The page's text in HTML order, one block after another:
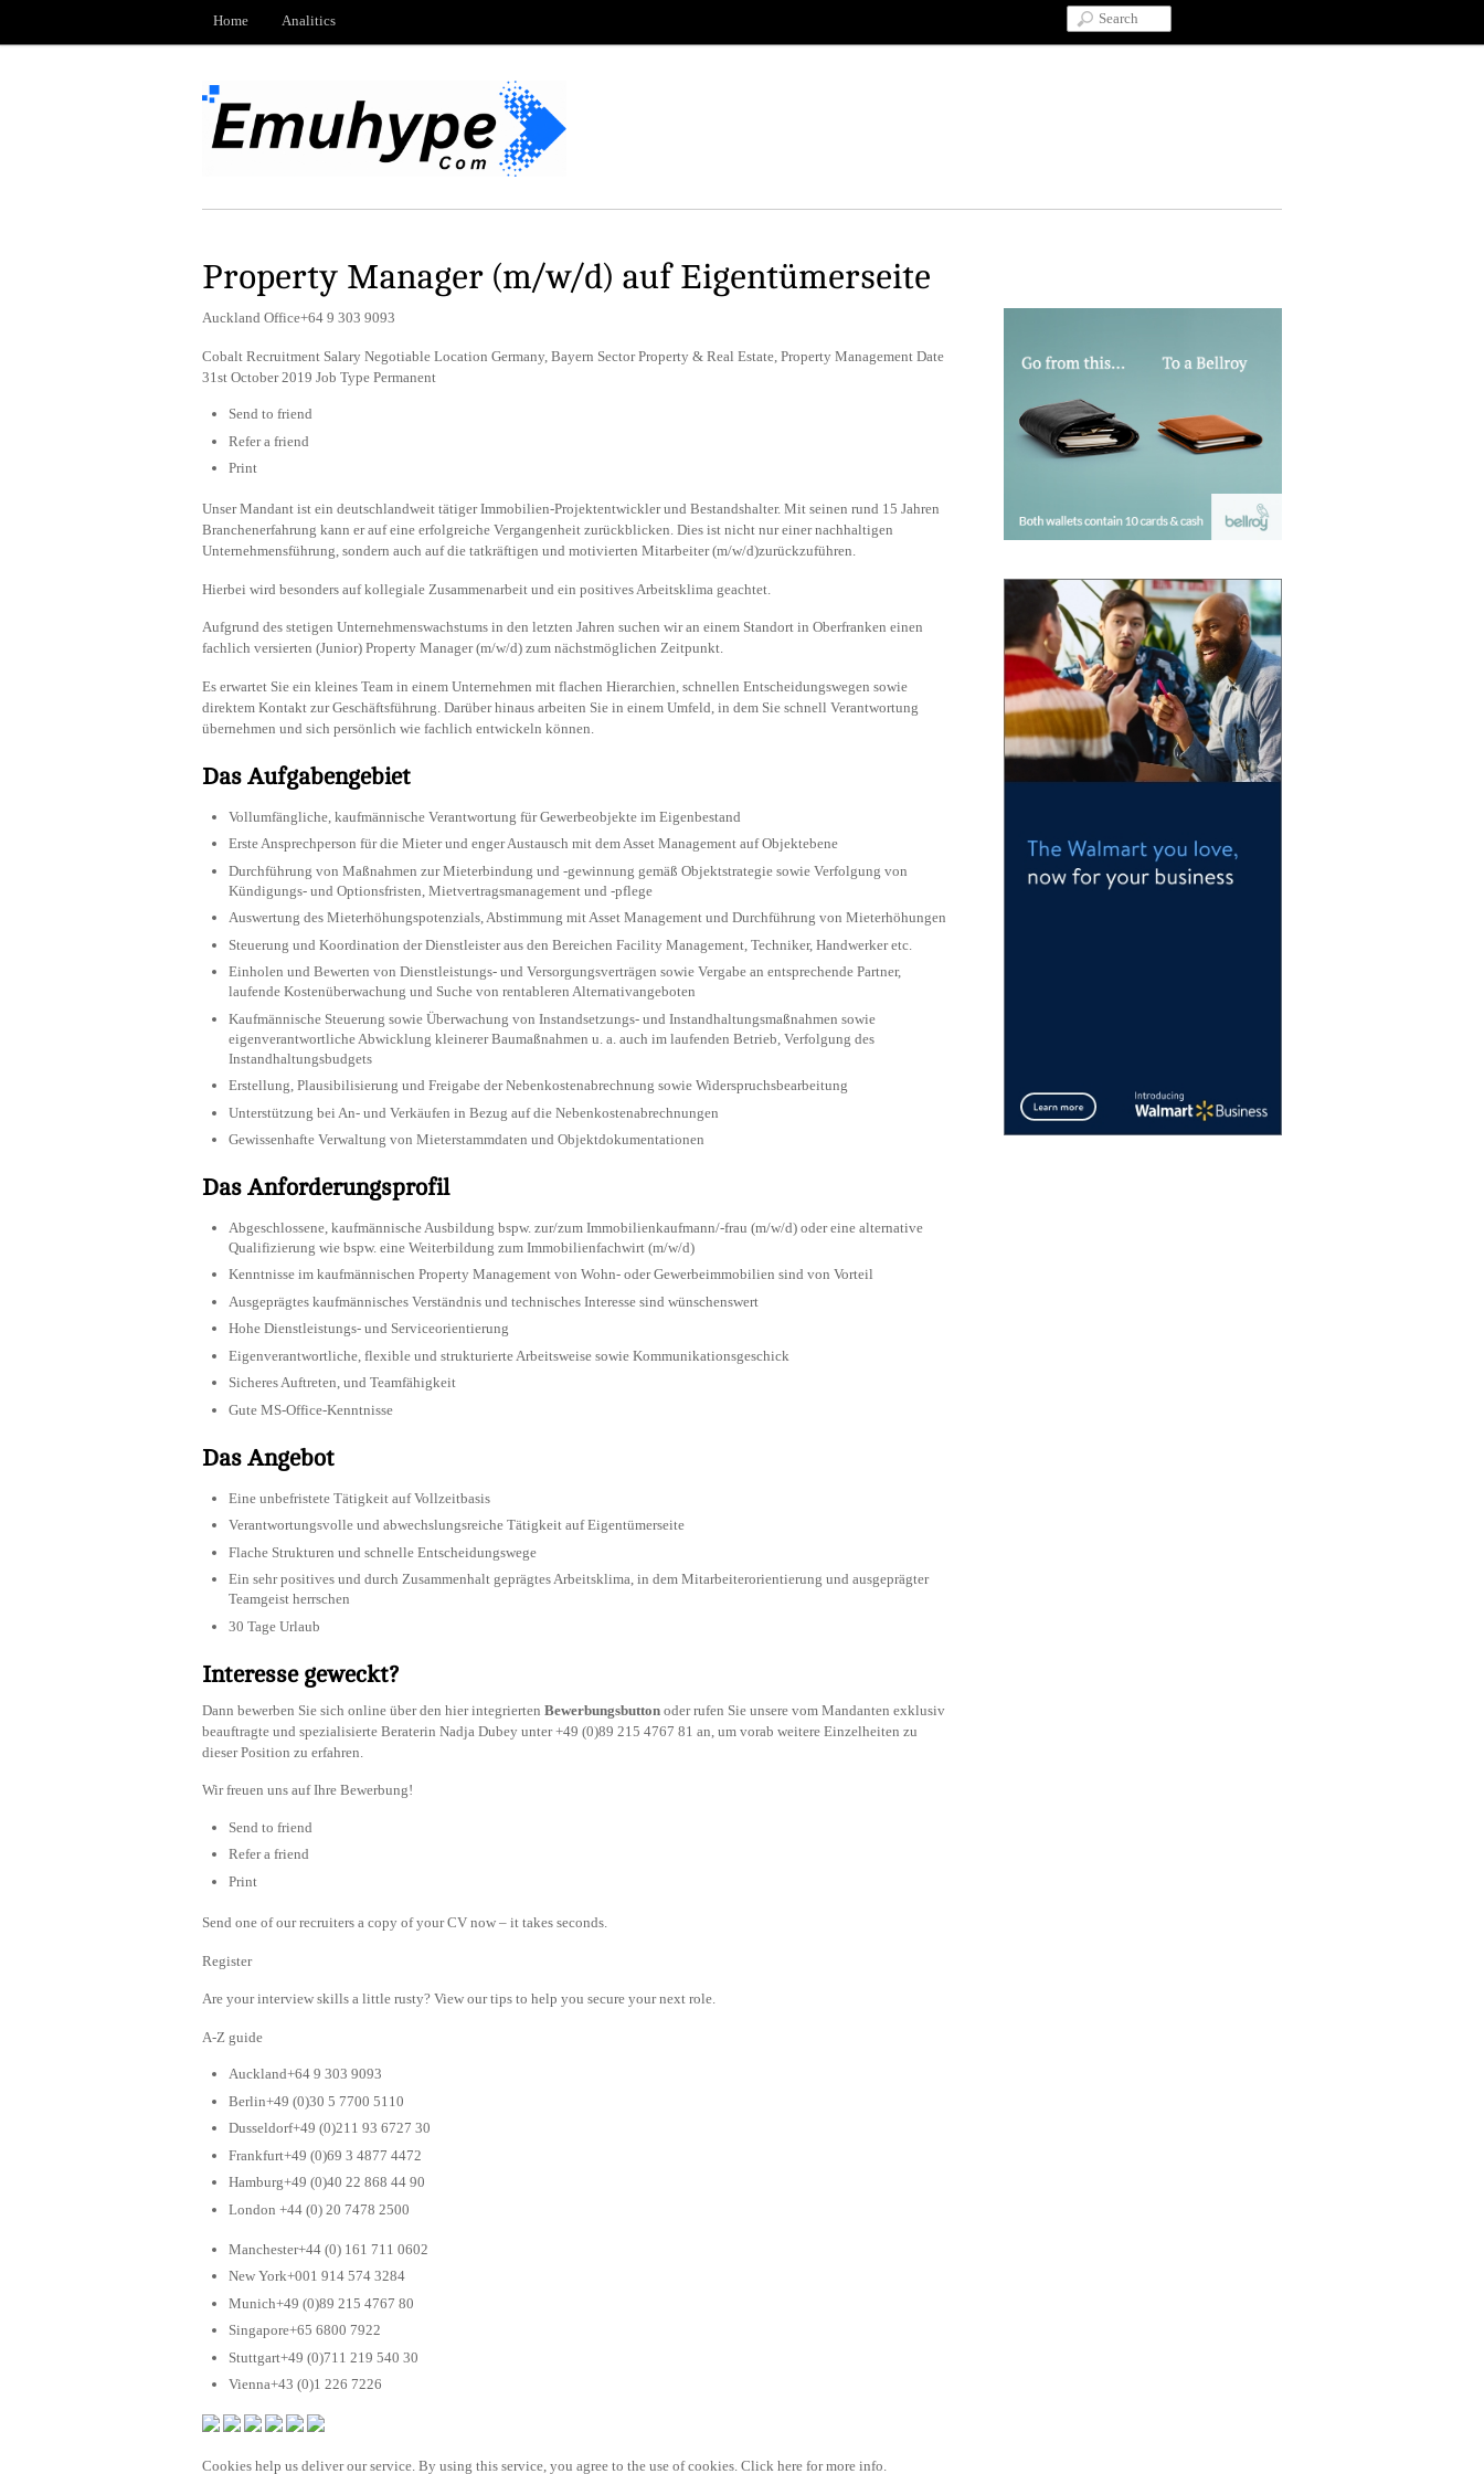
Home Analitics
Property Manager (m/w/d) auf Eigentümerseite
Auckland Office+64 9 303 9093
Cobalt Recruitment Salary Negotiable Location Germany, Bayern Sector Property & Real Estate, Property Management Date
31st October 2019 Job Type Permanent
Send to friend
Refer a friend
Print
Unser Mandant ist ein deutschlandweit tätiger Immobilien-Projektentwickler und Bestandshalter. Mit seinen rund 15 Jahren
Branchenerfahrung kann er auf eine erfolgreiche Vergangenheit zurückblicken. Dies ist nicht nur einer nachhaltigen
Unternehmensführung, sondern auch auf die tatkräftigen und motivierten Mitarbeiter (m/w/d)zurückzuführen.
Hierbei wird besonders auf kollegiale Zusammenarbeit und ein positives Arbeitsklima geachtet.
Aufgrund des stetigen Unternehmenswachstums in den letzten Jahren suchen wir an einem Standort in Oberfranken einen
fachlich versierten (Junior) Property Manager (m/w/d) zum nächstmöglichen Zeitpunkt.
Es erwartet Sie ein kleines Team in einem Unternehmen mit flachen Hierarchien, schnellen Entscheidungswegen sowie
direktem Kontakt zur Geschäftsführung. Darüber hinaus arbeiten Sie in einem Umfeld, in dem Sie schnell Verantwortung
übernehmen und sich persönlich wie fachlich entwickeln können.
Das Aufgabengebiet
Vollumfängliche, kaufmännische Verantwortung für Gewerbeobjekte im Eigenbestand
Erste Ansprechperson für die Mieter und enger Austausch mit dem Asset Management auf Objektebene
Durchführung von Maßnahmen zur Mieterbindung und -gewinnung gemäß Objektstrategie sowie Verfolgung von
Kündigungs- und Optionsfristen, Mietvertragsmanagement und -pflege
Auswertung des Mieterhöhungspotenzials, Abstimmung mit Asset Management und Durchführung von Mieterhöhungen
Steuerung und Koordination der Dienstleister aus den Bereichen Facility Management, Techniker, Handwerker etc.
Einholen und Bewerten von Dienstleistungs- und Versorgungsverträgen sowie Vergabe an entsprechende Partner,
laufende Kostenüberwachung und Suche von rentableren Alternativangeboten
Kaufmännische Steuerung sowie Überwachung von Instandsetzungs- und Instandhaltungsmaßnahmen sowie
eigenverantwortliche Abwicklung kleinerer Baumaßnahmen u. a. auch im laufenden Betrieb, Verfolgung des
Instandhaltungsbudgets
Erstellung, Plausibilisierung und Freigabe der Nebenkostenabrechnung sowie Widerspruchsbearbeitung
Unterstützung bei An- und Verkäufen in Bezug auf die Nebenkostenabrechnungen
Gewissenhafte Verwaltung von Mieterstammdaten und Objektdokumentationen
Das Anforderungsprofil
Abgeschlossene, kaufmännische Ausbildung bspw. zur/zum Immobilienkaufmann/-frau (m/w/d) oder eine alternative
Qualifizierung wie bspw. eine Weiterbildung zum Immobilienfachwirt (m/w/d)
Kenntnisse im kaufmännischen Property Management von Wohn- oder Gewerbeimmobilien sind von Vorteil
Ausgeprägtes kaufmännisches Verständnis und technisches Interesse sind wünschenswert
Hohe Dienstleistungs- und Serviceorientierung
Eigenverantwortliche, flexible und strukturierte Arbeitsweise sowie Kommunikationsgeschick
Sicheres Auftreten, und Teamfähigkeit
Gute MS-Office-Kenntnisse
Das Angebot
Eine unbefristete Tätigkeit auf Vollzeitbasis
Verantwortungsvolle und abwechslungsreiche Tätigkeit auf Eigentümerseite
Flache Strukturen und schnelle Entscheidungswege
Ein sehr positives und durch Zusammenhalt geprägtes Arbeitsklima, in dem Mitarbeiterorientierung und ausgeprägter
Teamgeist herrschen
30 Tage Urlaub
Interesse geweckt?
Dann bewerben Sie sich online über den hier integrierten Bewerbungsbutton oder rufen Sie unsere vom Mandanten exklusiv
beauftragte und spezialisierte Beraterin Nadja Dubey unter +49 (0)89 215 4767 81 an, um vorab weitere Einzelheiten zu
dieser Position zu erfahren.
Wir freuen uns auf Ihre Bewerbung!
Send to friend
Refer a friend
Print
Send one of our recruiters a copy of your CV now – it takes seconds.
Register
Are your interview skills a little rusty? View our tips to help you secure your next role.
A-Z guide
Auckland+64 9 303 9093
Berlin+49 (0)30 5 7700 5110
Dusseldorf+49 (0)211 93 6727 30
Frankfurt+49 (0)69 3 4877 4472
Hamburg+49 (0)40 22 868 44 90
London +44 (0) 20 7478 2500
Manchester+44 (0) 161 711 0602
New York+001 914 574 3284
Munich+49 (0)89 215 4767 80
Singapore+65 6800 7922
Stuttgart+49 (0)711 219 540 30
Vienna+43 (0)1 226 7226
Cookies help us deliver our service. By using this service, you agree to the use of cookies. Click here for more info.